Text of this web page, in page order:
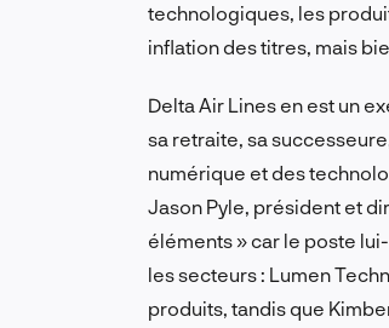
technologiques, les
inflation des titres, mais
Delta Air Lines en est un
sa retraite, sa
numérique et des
Jason Pyle, président et
éléments » car le poste
les secteurs : Lumen
produits, tandis que